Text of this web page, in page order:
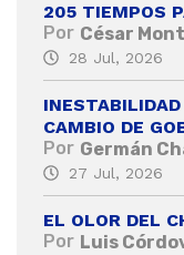
205 TIEMPOS
Por César
28 Jul, 2026
CAMBIO DE
Por Germán
27 Jul, 2026
EL OLOR DEL
Por Luis